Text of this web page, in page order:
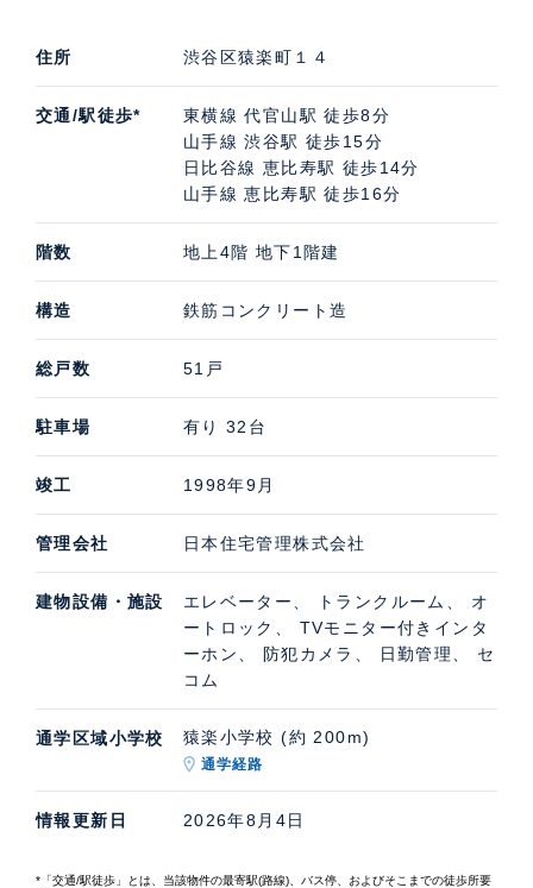
住所 渋谷区猿楽町１４
交通/駅徒歩*
東横線 代官山駅 徒歩8分
山手線 渋谷駅 徒歩15分
日比谷線 恵比寿駅 徒歩14分
山手線 恵比寿駅 徒歩16分
階数 地上4階 地下1階建
構造 鉄筋コンクリート造
総戸数 51戸
駐車場 有り 32台
竣工 1998年9月
管理会社 日本住宅管理株式会社
建物設備・施設
エレベーター、 トランクルーム、 オ
ートロック、 TVモニター付きインタ
ーホン、 防犯カメラ、 日勤管理、 セ
コム
通学区域小学校 猿楽小学校 (約 200m)
通学経路
情報更新日 2026年8月4日
*「交通/駅徒歩」とは、当該物件の最寄駅(路線)、バス停、およびそこまでの徒歩所要